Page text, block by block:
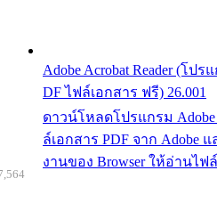
Adobe Acrobat Reader (โป
DF ไฟล์เอกสาร ฟรี) 26.001
ดาวน์โหลดโปรแกรม Adobe
ล์เอกสาร PDF จาก Adobe
งานของ Browser ให้อ่านไฟ